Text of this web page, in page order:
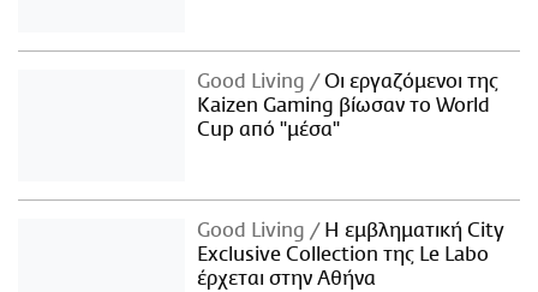
Good Living
Οι εργαζόμενοι της
Kaizen Gaming βίωσαν το World
Cup από "μέσα"
Good Living
Η εμβληματική City
Exclusive Collection της Le Labo
έρχεται στην Αθήνα